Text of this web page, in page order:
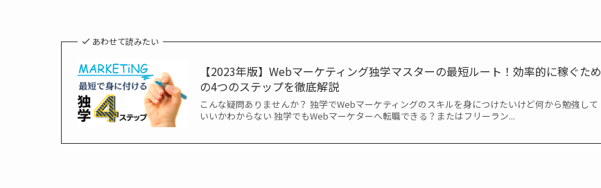
あわせて読みたい
【2023年版】Webマーケティング独学マスターの最短ルート！効率的に稼ぐため
の4つのステップを徹底解説
こんな疑問ありませんか？ 独学でWebマーケティングのスキルを身につけたいけど何から勉強して
いいかわからない 独学でもWebマーケターへ転職できる？またはフリーラン...